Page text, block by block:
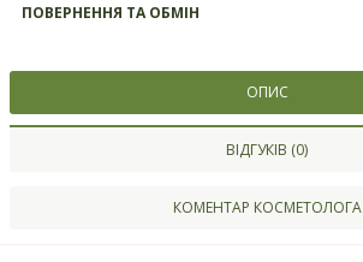
ПОВЕРНЕННЯ ТА ОБМІН
ОПИС
ВІДГУКІВ (0)
КОМЕНТАР КОСМЕТОЛОГА